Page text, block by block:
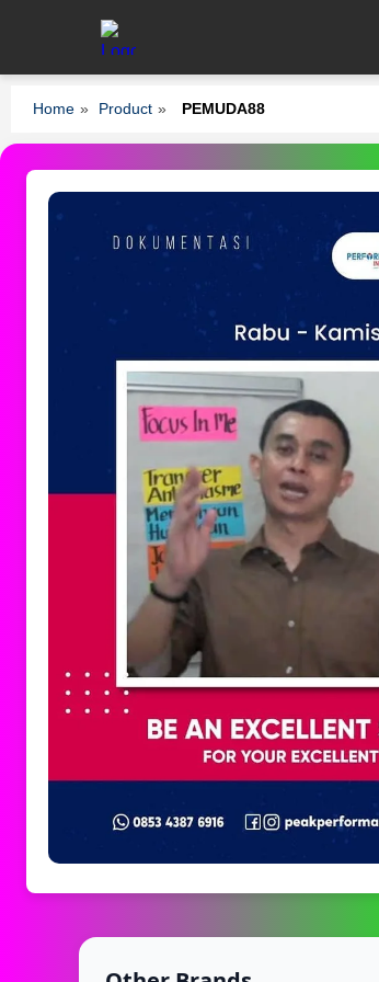
Home » Product » PEMUDA88